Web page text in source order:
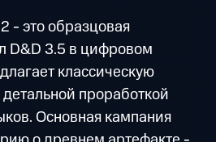
- это образцовая
D&D 3.5 в цифровом
классическую
проработкой
Основная кампания